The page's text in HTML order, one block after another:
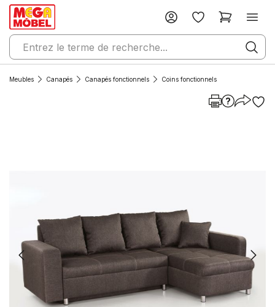
Meubles Canapés Canapés fonctionnels Coins fonctionnels